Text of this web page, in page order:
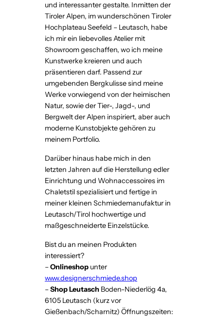
und interessanter gestalte. Inmitten der
Tiroler Alpen, im wunderschönen Tiroler
Hochplateau Seefeld – Leutasch, habe
ich mir ein liebevolles Atelier mit
Showroom geschaffen, wo ich meine
Kunstwerke kreieren und auch
präsentieren darf. Passend zur
umgebenden Bergkulisse sind meine
Werke vorwiegend von der heimischen
Natur, sowie der Tier-, Jagd-, und
Bergwelt der Alpen inspiriert, aber auch
moderne Kunstobjekte gehören zu
meinem Portfolio.
Darüber hinaus habe mich in den
letzten Jahren auf die Herstellung edler
Einrichtung und Wohnaccessoires im
Chaletstil spezialisiert und fertige in
meiner kleinen Schmiedemanufaktur in
Leutasch/Tirol hochwertige und
maßgeschneiderte Einzelstücke.
Bist du an meinen Produkten
interessiert?
–Onlineshop unter
www.designerschmiede.shop
–Shop Leutasch Boden-Niederlög 4a,
6105 Leutasch (kurz vor
Gießenbach/Scharnitz) Öffnungszeiten: